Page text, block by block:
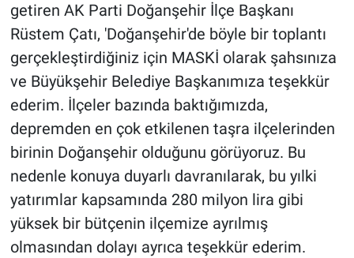
getiren AK Parti Doğanşehir İlçe Başkanı
Rüstem Çatı, 'Doğanşehir'de böyle bir toplantı
gerçekleştirdiğiniz için MASKİ olarak şahsınıza
ve Büyükşehir Belediye Başkanımıza teşekkür
ederim. İlçeler bazında baktığımızda,
depremden en çok etkilenen taşra ilçelerinden
birinin Doğanşehir olduğunu görüyoruz. Bu
nedenle konuya duyarlı davranılarak, bu yılki
yatırımlar kapsamında 280 milyon lira gibi
yüksek bir bütçenin ilçemize ayrılmış
olmasından dolayı ayrıca teşekkür ederim.